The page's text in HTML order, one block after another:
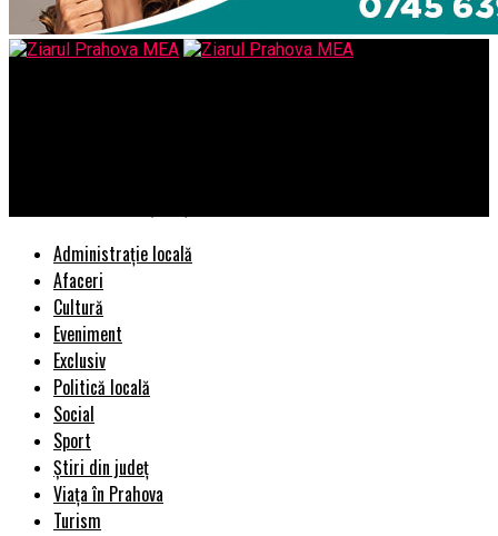
Administrație locală
Afaceri
Cultură
Eveniment
Exclusiv
Politică locală
Social
Sport
Știri din județ
Viața în Prahova
Turism